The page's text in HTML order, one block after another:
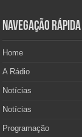
Navegação Rápida
Home
A Rádio
Notícias
Notícias
Programação